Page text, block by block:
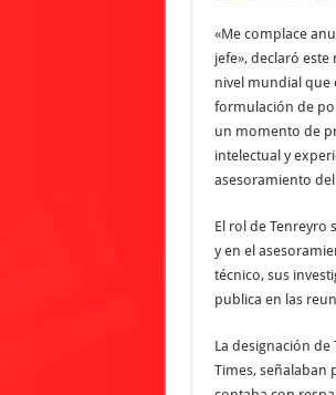
«Me complace
jefe», declaró
nivel mundial que
formulación de
un momento de
intelectual y
asesoramiento
El rol de Tenreyro
y en el
técnico, sus
publica en las
La designación
Times, señalaban